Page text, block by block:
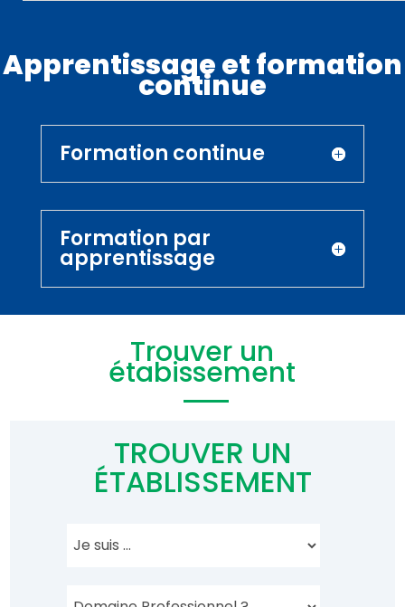
Apprentissage et formation
continue
Formation continue
Formation par
apprentissage
Trouver un
étabissement
TROUVER UN
ÉTABLISSEMENT